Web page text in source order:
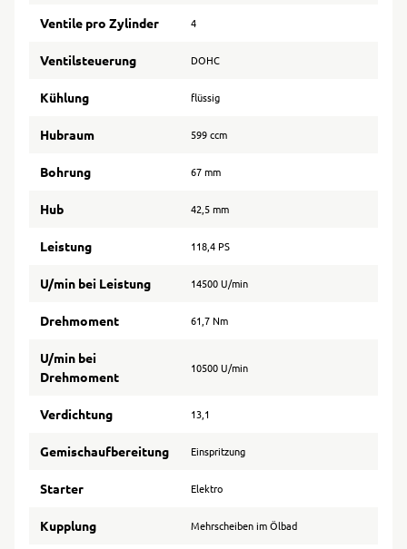
Ventile pro Zylinder 4
Ventilsteuerung DOHC
Kühlung flüssig
Hubraum 599 ccm
Bohrung 67 mm
Hub 42,5 mm
Leistung 118,4 PS
U/min bei Leistung 14500 U/min
Drehmoment 61,7 Nm
U/min bei
Drehmoment
10500 U/min
Verdichtung 13,1
Gemischaufbereitung Einspritzung
Starter Elektro
Kupplung Mehrscheiben im Ölbad